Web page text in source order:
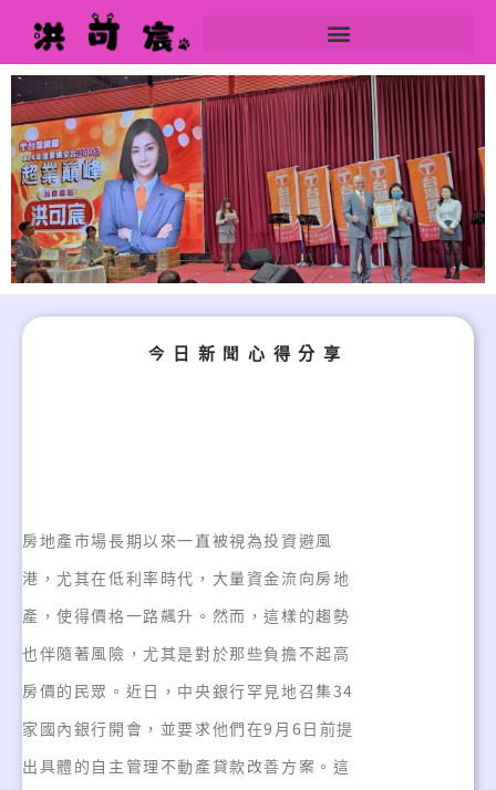
今日新聞心得分享
房地產市場長期以來一直被視為投資避風
港，尤其在低利率時代，大量資金流向房地
產，使得價格一路飆升。然而，這樣的趨勢
也伴隨著風險，尤其是對於那些負擔不起高
房價的民眾。近日，中央銀行罕見地召集34
家國內銀行開會，並要求他們在9月6日前提
出具體的自主管理不動產貸款改善方案。這